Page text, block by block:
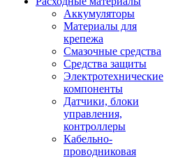
Аккумуляторы
Материалы для
крепежа
Смазочные средства
Средства защиты
Электротехнические
компоненты
Датчики, блоки
управления,
контроллеры
Кабельно-
проводниковая